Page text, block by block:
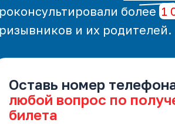
более 1
и их родителей.
Оставь номер
любой вопрос по
билета